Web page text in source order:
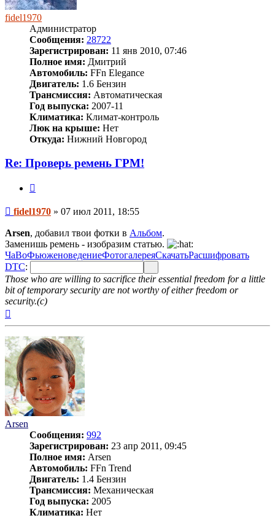
fidel1970
Администратор
Сообщения: 28722
Зарегистрирован: 11 янв 2010, 07:46
Полное имя: Дмитрий
Автомобиль: FFn Elegance
Двигатель: 1.6 Бензин
Трансмиссия: Автоматическая
Год выпуска: 2007-11
Климатика: Климат-контроль
Люк на крыше: Нет
Откуда: Нижний Новгород
Re: Проверь ремень ГРМ!
Сообщение
fidel1970 » 07 июл 2011, 18:55
Arsen, добавил твои фотки в Альбом.
Заменишь ремень - изобразим статью.
ЧаВоФьюженоведениеФотогалереяСкачатьРасшифровать
DTC:
Those who are willing to sacrifice their essential freedom for a little
bit of temporary security are not worthy of either freedom or
security.(с)
Arsen
Сообщения: 992
Зарегистрирован: 23 апр 2011, 09:45
Полное имя: Arsen
Автомобиль: FFn Trend
Двигатель: 1.4 Бензин
Трансмиссия: Механическая
Год выпуска: 2005
Климатика: Нет